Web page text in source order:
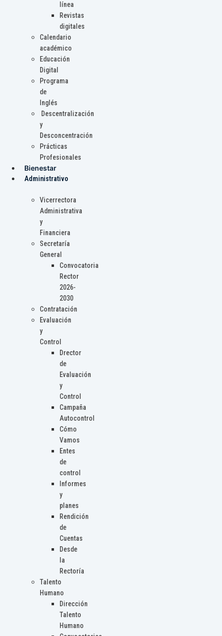
línea
Revistas
digitales
Calendario
académico
Educación
Digital
Programa
de
Inglés
Descentralización
y
Desconcentración
Prácticas
Profesionales
Bienestar
Administrativo
Vicerrectora
Administrativa
y
Financiera
Secretaría
General
Convocatoria
Rector
2026-
2030
Contratación
Evaluación
y
Control
Drector
de
Evaluación
y
Control
Campaña
Autocontrol
Cómo
Vamos
Entes
de
control
Informes
y
planes
Rendición
de
Cuentas
Desde
la
Rectoría
Talento
Humano
Dirección
Talento
Humano